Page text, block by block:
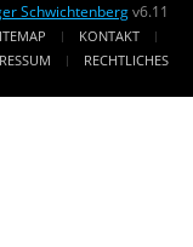
Schwichtenbergv6.11
KONTAKT
RECHTLICHES